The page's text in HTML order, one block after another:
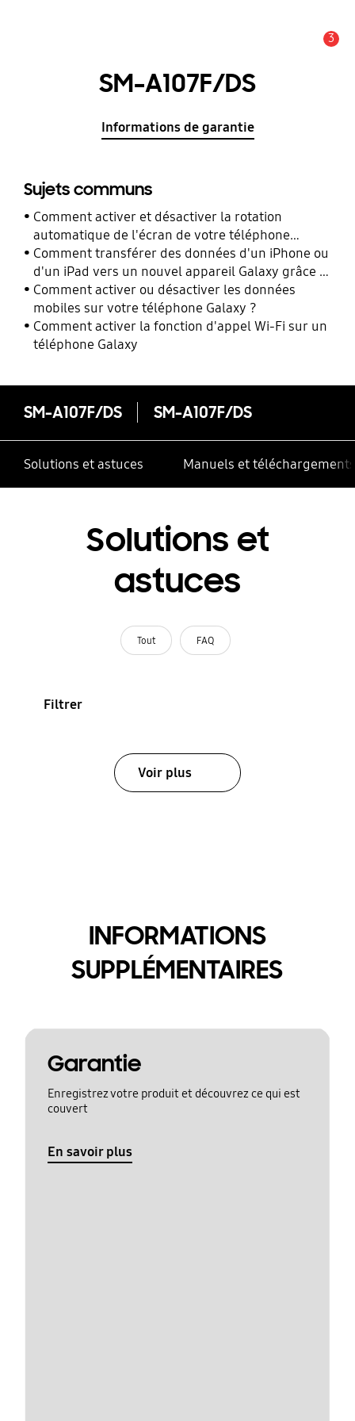
3
SM-A107F/DS
Informations de garantie
Sujets communs
Comment activer et désactiver la rotation
automatique de l'écran de votre téléphone
Galaxy ?
Comment transférer des données d'un iPhone ou
d'un iPad vers un nouvel appareil Galaxy grâce à
Smart Switch ?
Comment activer ou désactiver les données
mobiles sur votre téléphone Galaxy ?
Comment activer la fonction d'appel Wi-Fi sur un
téléphone Galaxy
SM-A107F/DS SM-A107F/DS
Solutions et astuces Manuels et téléchargements
Solutions et
astuces
Tout FAQ
Filtrer
Voir plus
INFORMATIONS
SUPPLÉMENTAIRES
Garantie
Enregistrez votre produit et découvrez ce qui est
couvert
En savoir plus